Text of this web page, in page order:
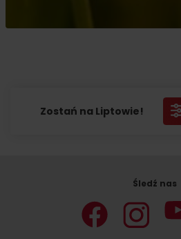
Zostań na Liptowie!
Śledź nas